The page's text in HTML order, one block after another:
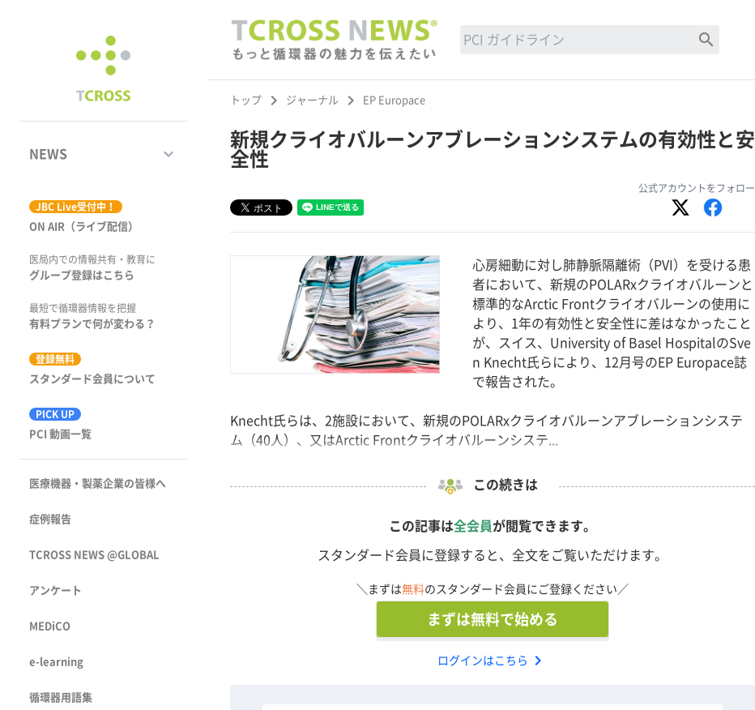
NEWS keyboard_arrow_down
ジャーナル
動画コンテンツ
市場トピックス
JBC Live受付中！
ON AIR（ライブ配信）
医局内での情報共有・教育に
グループ登録はこちら
最短で循環器情報を把握
有料プランで何が変わる？
登録無料
スタンダード会員について
PICK UP
PCI 動画一覧
医療機器・製薬企業の皆様へ
症例報告
TCROSS NEWS @GLOBAL
アンケート
MEDiCO
e-learning
循環器用語集
search
トップ keyboard_arrow_right ジャーナル keyboard_arrow_right EP Europace
新規クライオバルーンアブレーションシステムの有効性と安
全性
公式アカウントをフォロー
心房細動に対し肺静脈隔離術（PVI）を受ける患
者において、新規のPOLARxクライオバルーンと
標準的なArctic Frontクライオバルーンの使用に
より、1年の有効性と安全性に差はなかったこと
が、スイス、University of Basel HospitalのSve
n Knecht氏らにより、12月号のEP Europace誌
で報告された。
Knecht氏らは、2施設において、新規のPOLARxクライオバルーンアブレーションシステ
ム（40人）、又はArctic Frontクライオバルーンシステ...
この続きは
この記事は全会員が閲覧できます。
スタンダード会員に登録すると、全文をご覧いただけます。
＼まずは無料のスタンダード会員にご登録ください／
まずは無料で始める
ログインはこちら chevron_right